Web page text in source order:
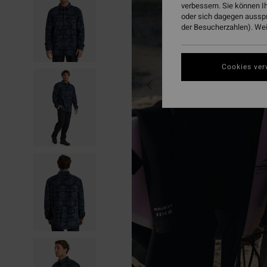
verbessern. Sie können
oder sich dagegen
der Besucherzahlen).
Cookies